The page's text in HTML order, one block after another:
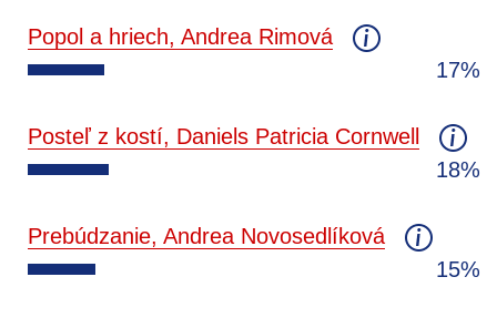
Popol a hriech, Andrea Rimová
17%
Posteľ z kostí, Daniels Patricia Cornwell
18%
Prebúdzanie, Andrea Novosedlíková
15%